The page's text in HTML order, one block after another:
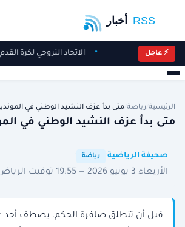
⚡ عاجل الاتحاد النروجي لكرة
الرئيسية رياضة متى بدأ عزف النشيد الوطني في
متى بدأ عزف النشيد الوطني في
صحيفة الرياضية رياضة
الأربعاء 3 يونيو 2026 — 19:55 توقيت الرياض
قبل أن تنطلق صافرة الحكم، يصطف أحد